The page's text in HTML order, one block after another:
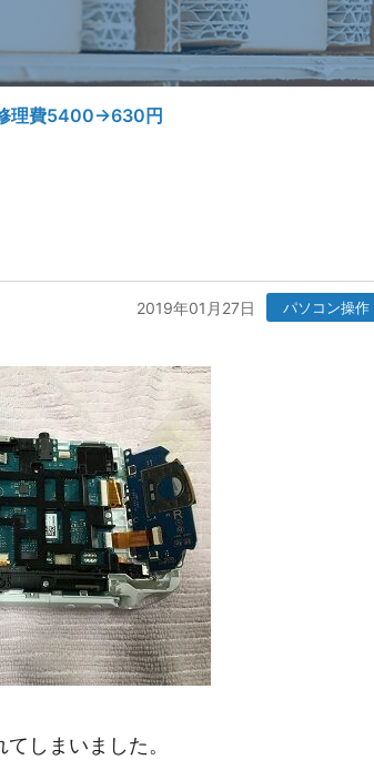
理費5400→630円
2019年01月27日 パソコン操作
しまいました。